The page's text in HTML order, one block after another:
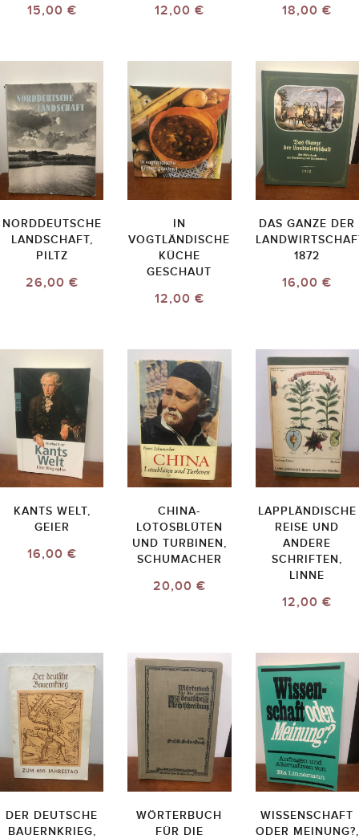
15,00 € 12,00 € 18,00 €
NORDDEUTSCHE
LANDSCHAFT,
PILTZ
26,00 €
IN
VOGTLÄNDISCHE
KÜCHE
GESCHAUT
12,00 €
DAS GANZE DER
1872
16,00 €
KANTS WELT,
GEIER
16,00 €
CHINA-
LOTOSBLÜTEN
UND TURBINEN,
SCHUMACHER
20,00 €
LAPPLÄNDISCHE
REISE UND
ANDERE
SCHRIFTEN,
LINNE
12,00 €
DER DEUTSCHE
BAUERNKRIEG,
WÖRTERBUCH
FÜR DIE
WISSENSCHAFT
ODER MEINUNG?,